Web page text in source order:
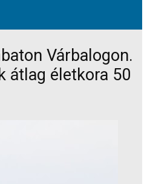
Várbalogon.
átlag életkora 50